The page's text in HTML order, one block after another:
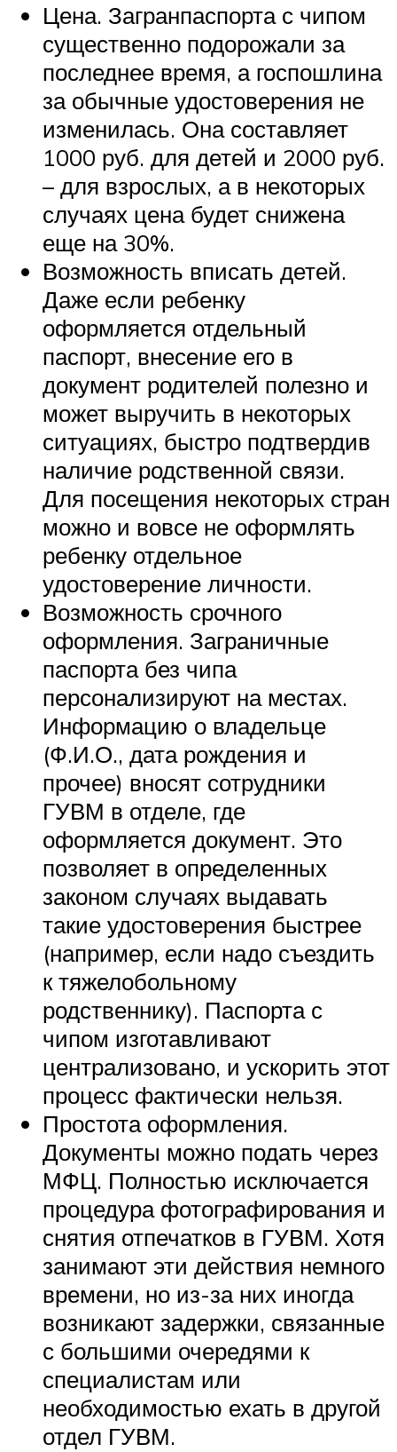
Цена. Загранпаспорта с чипом
существенно подорожали за
последнее время, а госпошлина
за обычные удостоверения не
изменилась. Она составляет
1000 руб. для детей и 2000 руб.
– для взрослых, а в некоторых
случаях цена будет снижена
еще на 30%.
Возможность вписать детей.
Даже если ребенку
оформляется отдельный
паспорт, внесение его в
документ родителей полезно и
может выручить в некоторых
ситуациях, быстро подтвердив
наличие родственной связи.
Для посещения некоторых стран
можно и вовсе не оформлять
ребенку отдельное
удостоверение личности.
Возможность срочного
оформления. Заграничные
паспорта без чипа
персонализируют на местах.
Информацию о владельце
(Ф.И.О., дата рождения и
прочее) вносят сотрудники
ГУВМ в отделе, где
оформляется документ. Это
позволяет в определенных
законом случаях выдавать
такие удостоверения быстрее
(например, если надо съездить
к тяжелобольному
родственнику). Паспорта с
чипом изготавливают
централизовано, и ускорить этот
процесс фактически нельзя.
Простота оформления.
Документы можно подать через
МФЦ. Полностью исключается
процедура фотографирования и
снятия отпечатков в ГУВМ. Хотя
занимают эти действия немного
времени, но из-за них иногда
возникают задержки, связанные
с большими очередями к
специалистам или
необходимостью ехать в другой
отдел ГУВМ.